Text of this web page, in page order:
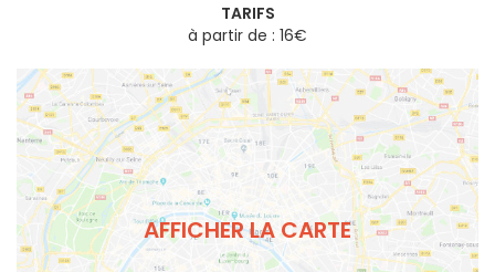
TARIFS
à partir de : 16€
AFFICHER LA CARTE